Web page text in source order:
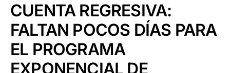
CUENTA REGRESIVA:
FALTAN POCOS DÍAS PARA
EL PROGRAMA
EXPONENCIAL DE